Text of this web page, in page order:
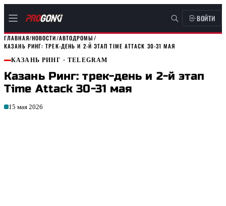
ВОЙТИ
ГЛАВНАЯ/НОВОСТИ/АВТОДРОМЫ/
КАЗАНЬ РИНГ: ТРЕК-ДЕНЬ И 2-Й ЭТАП TIME ATTACK 30-31 МАЯ
КАЗАНЬ РИНГ · TELEGRAM
Казань Ринг: трек-день и 2-й этап
Time Attack 30-31 мая
15 мая 2026